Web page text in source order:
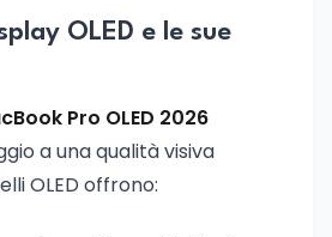
OLED e le sue
Pro OLED 2026
a una qualità visiva
OLED offrono: